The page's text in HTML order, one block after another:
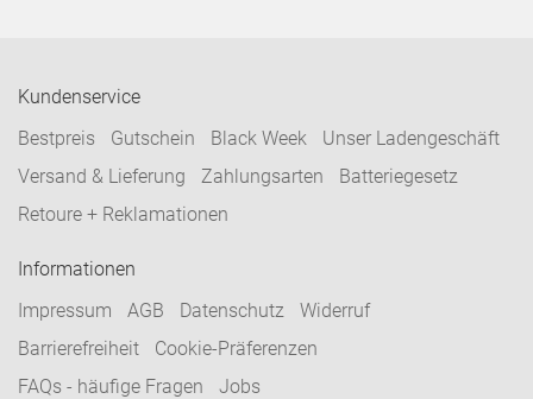
Kundenservice
Bestpreis
Gutschein Black Week
Unser Ladengeschäft
Versand & Lieferung
Zahlungsarten
Batteriegesetz
Retoure + Reklamationen
Informationen
Impressum
AGB Datenschutz
Widerruf
Barrierefreiheit
Cookie-Präferenzen
FAQs - häufige Fragen
Jobs